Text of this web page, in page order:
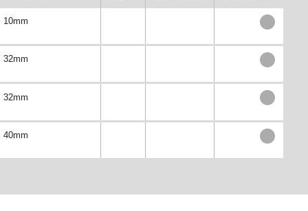
10mm
32mm
32mm
40mm